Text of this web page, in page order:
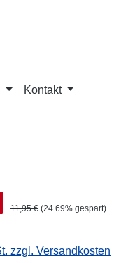
Kontakt
Regulärer Preis:
11,95 € (24.69% gespart)
zzgl. Versandkosten